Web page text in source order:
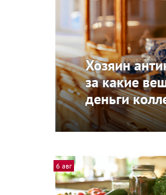
Хозяин
за какие
деньги
6 авг